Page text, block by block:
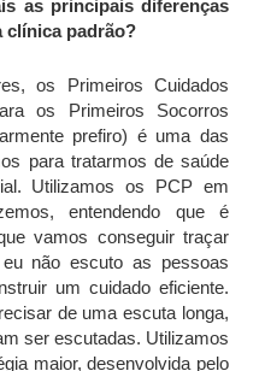
as principais diferenças
clínica padrão?
os Primeiros Cuidados
os Primeiros Socorros
prefiro) é uma das
para tratarmos de saúde
Utilizamos os PCP em
entendendo que é
vamos conseguir traçar
não escuto as pessoas
um cuidado eficiente.
de uma escuta longa,
ser escutadas. Utilizamos
maior, desenvolvida pelo